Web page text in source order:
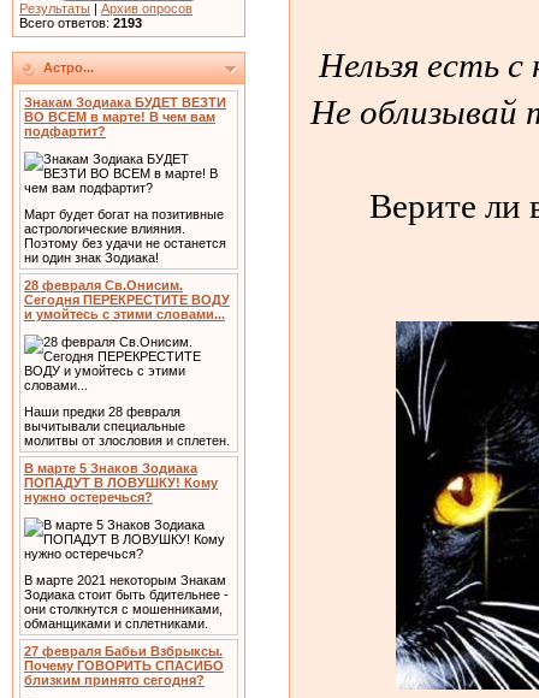
Результаты | Архив опросов
Всего ответов: 2193
Астро...
Знакам Зодиака БУДЕТ ВЕЗТИ
ВО ВСЕМ в марте! В чем вам
подфартит?
Март будет богат на позитивные
астрологические влияния.
Поэтому без удачи не останется
ни один знак Зодиака!
28 февраля Св.Онисим.
Сегодня ПЕРЕКРЕСТИТЕ ВОДУ
и умойтесь с этими словами...
Наши предки 28 февраля
вычитывали специальные
молитвы от злословия и сплетен.
В марте 5 Знаков Зодиака
ПОПАДУТ В ЛОВУШКУ! Кому
нужно остеречься?
В марте 2021 некоторым Знакам
Зодиака стоит быть бдительнее -
они столкнутся с мошенниками,
обманщиками и сплетниками.
27 февраля Бабьи Взбрыксы.
Почему ГОВОРИТЬ СПАСИБО
близким принято сегодня?
Нельзя есть
Не
Верите ли